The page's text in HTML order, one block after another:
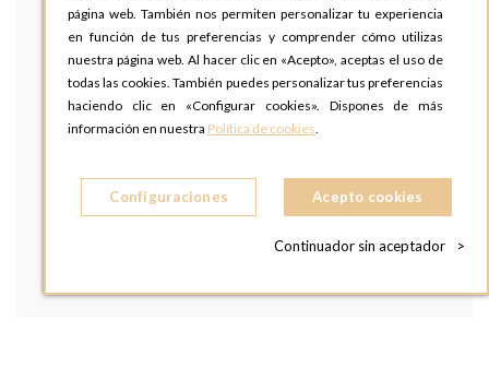
página web. También nos permiten personalizar tu experiencia
en función de tus preferencias y comprender cómo utilizas
nuestra página web. Al hacer clic en «Acepto», aceptas el uso de
todas las cookies. También puedes personalizar tus preferencias
haciendo clic en «Configurar cookies». Dispones de más
información en nuestra Política de cookies.
Configuraciones Acepto cookies
Continuador sin aceptador >